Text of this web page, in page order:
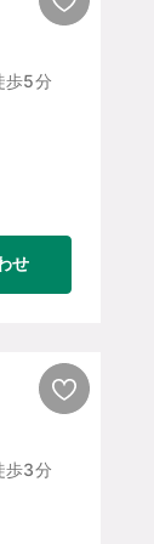
歩5分
せ
歩3分